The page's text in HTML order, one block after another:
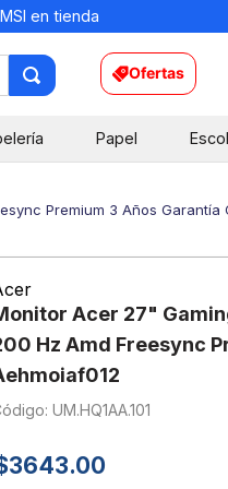
en tienda
Ofertas
Papel
Premium 3 Años Garantía
Acer 27"
Hz Amd Freesync
: UM.HQ1AA.101
3643.00